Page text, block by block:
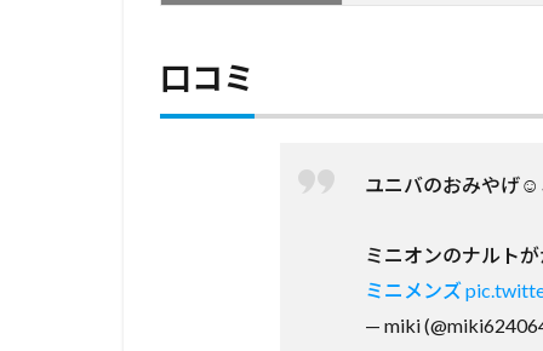
口コミ
ユニバのおみやげ☺️
ミニオンのナルト
ミニメンズ
— miki